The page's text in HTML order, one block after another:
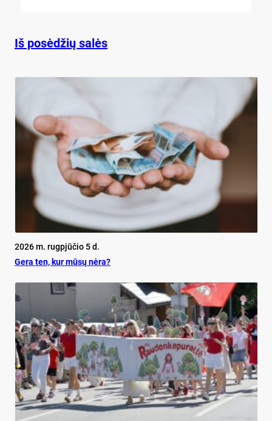
Iš posėdžių salės
2026 m. rugpjūčio 5 d.
Ge­ra ten, kur mū­sų nė­ra?